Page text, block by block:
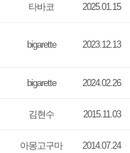
타바코 2025.01.15
bigarette 2023.12.13
bigarette 2024.02.26
김현수 2015.11.03
아몽고구마 2014.07.24